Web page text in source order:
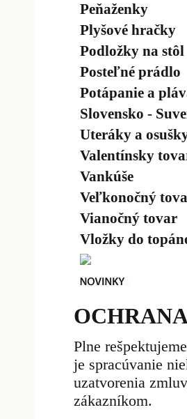
Peňaženky
Plyšové hračky
Podložky na stôl
Posteľné prádlo
Potápanie a
Slovensko -
Uteráky a
Valentínsky
Vankúše
Veľkonočný
Vianočný tovar
Vložky do
Plne
je spracúvanie
uzatvorenia
zákazníkom.